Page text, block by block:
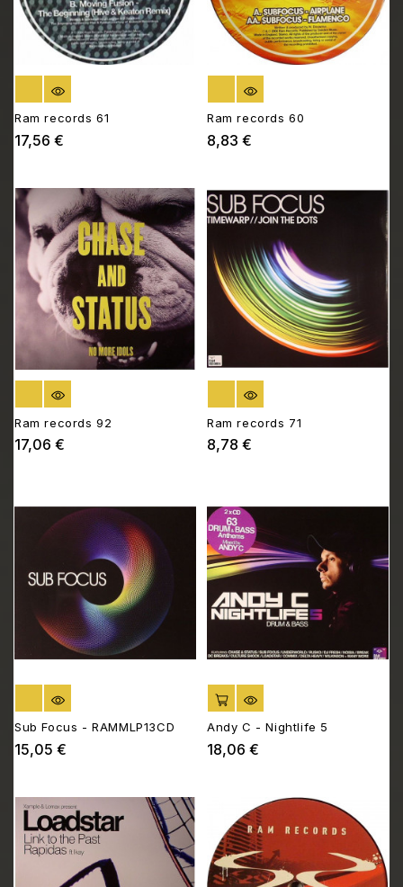
RUPTURE DE STOCK
Ram records 61
17,56 €
RUPTURE DE STOCK
Ram records 60
8,83 €
RUPTURE DE STOCK
Ram records 92
17,06 €
RUPTURE DE STOCK
Ram records 71
8,78 €
RUPTURE DE STOCK
Sub Focus - RAMMLP13CD
15,05 €
AJOUTER AU PANIER
Andy C - Nightlife 5
18,06 €